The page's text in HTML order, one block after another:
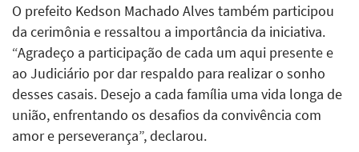
O prefeito Kedson Machado Alves também participou
da cerimônia e ressaltou a importância da iniciativa.
“Agradeço a participação de cada um aqui presente e
ao Judiciário por dar respaldo para realizar o sonho
desses casais. Desejo a cada família uma vida longa de
união, enfrentando os desafios da convivência com
amor e perseverança”, declarou.